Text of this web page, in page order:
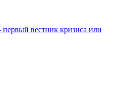
вестник кризиса или